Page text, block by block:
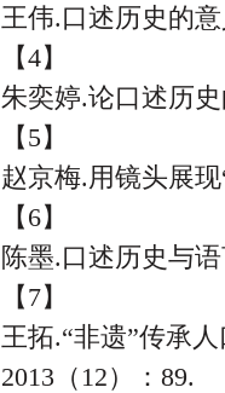
王伟.口述历史的
【4】
朱奕婷.论口述历
【5】
赵京梅.用镜头展
【6】
陈墨.口述历史与
【7】
王拓.“非遗”传承
2013（12）：89.